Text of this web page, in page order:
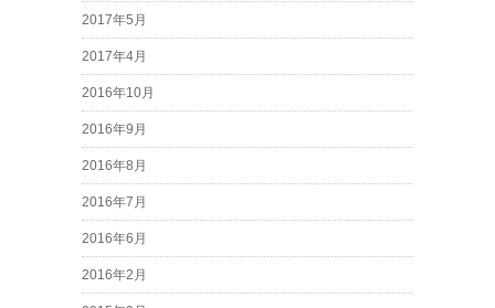
2017年5月
2017年4月
2016年10月
2016年9月
2016年8月
2016年7月
2016年6月
2016年2月